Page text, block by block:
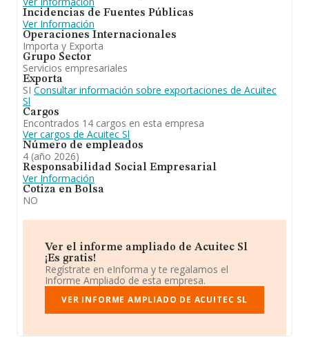
Incidencias de Fuentes Públicas
Ver Información
Operaciones Internacionales
Importa y Exporta
Grupo Sector
Servicios empresariales
Exporta
SI Consultar información sobre exportaciones de Acuitec
Sl
Cargos
Encontrados 14 cargos en esta empresa
Ver cargos de Acuitec Sl
Número de empleados
4 (año 2026)
Responsabilidad Social Empresarial
Ver Información
Cotiza en Bolsa
NO
Ver el informe ampliado de Acuitec Sl
¡Es gratis!
Regístrate en eInforma y te regalamos el
Informe Ampliado de esta empresa.
VER INFORME AMPLIADO DE ACUITEC SL